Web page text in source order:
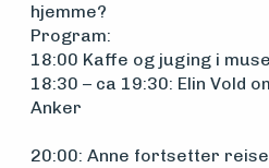
Vern,
vedlikehold
og drift
hjemme?
Program:
18:00 Kaffe og juging i
18:30 – ca 19:30: Elin Vold
Anker
20:00: Anne fortsetter